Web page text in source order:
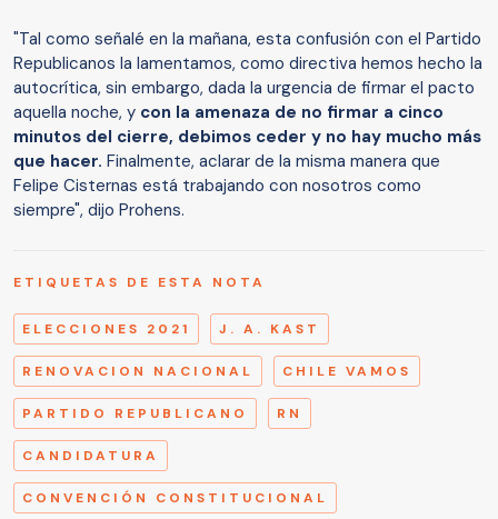
"Tal como señalé en la mañana, esta confusión con el Partido
Republicanos la lamentamos, como directiva hemos hecho la
autocrítica, sin embargo, dada la urgencia de firmar el pacto
aquella noche, y con la amenaza de no firmar a cinco
minutos del cierre, debimos ceder y no hay mucho más
que hacer. Finalmente, aclarar de la misma manera que
Felipe Cisternas está trabajando con nosotros como
siempre", dijo Prohens.
ETIQUETAS DE ESTA NOTA
ELECCIONES 2021 J. A. KAST
RENOVACION NACIONAL CHILE VAMOS
PARTIDO REPUBLICANO RN
CANDIDATURA
CONVENCIÓN CONSTITUCIONAL